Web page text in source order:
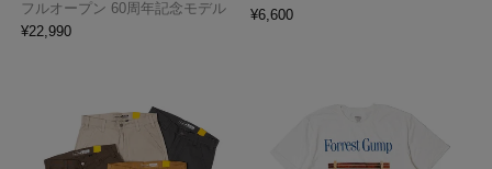
フルオープン 60周年記念モデル
¥22,990
¥6,600